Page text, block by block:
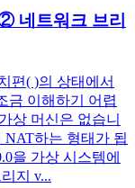
네트워크 브리
편( )의 상태에서
금 이해하기 어렵
상 머신은 없습니
NAT하는 형태가 됩
을 가상 시스템에
지 v...